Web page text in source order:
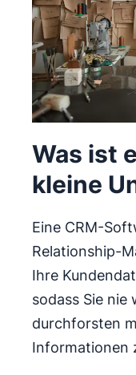
Was ist
kleine
Eine CRM-
Relationship-
Ihre
sodass Sie nie
durchforsten
Informationen